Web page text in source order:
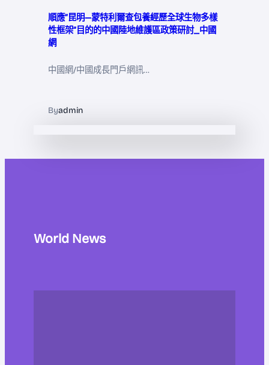
順應“昆明—蒙特利爾查包養經歷全球生物多樣
性框架”目的的中國陸地維護區政策研討_中國
網
中國網/中國成長門戶網訊…
Byadmin
World News